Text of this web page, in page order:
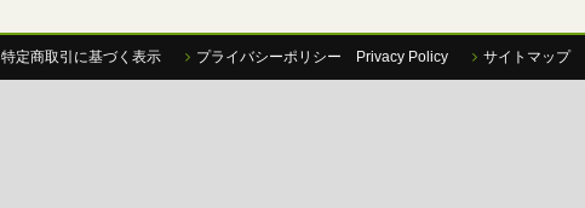
特定商取引に基づく表示 プライバシーポリシー Privacy Policy サイトマップ